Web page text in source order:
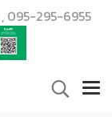
095-295-6955